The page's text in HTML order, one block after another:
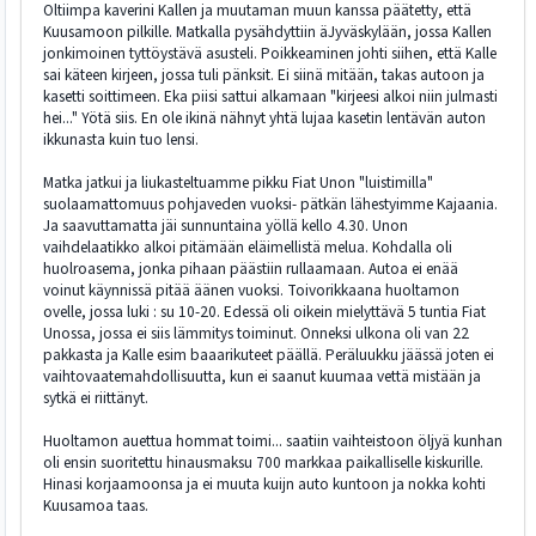
Oltiimpa kaverini Kallen ja muutaman muun kanssa päätetty, että
Kuusamoon pilkille. Matkalla pysähdyttiin äJyväskylään, jossa Kallen
jonkimoinen tyttöystävä asusteli. Poikkeaminen johti siihen, että Kalle
sai käteen kirjeen, jossa tuli pänksit. Ei siinä mitään, takas autoon ja
kasetti soittimeen. Eka piisi sattui alkamaan "kirjeesi alkoi niin julmasti
hei..." Yötä siis. En ole ikinä nähnyt yhtä lujaa kasetin lentävän auton
ikkunasta kuin tuo lensi.
Matka jatkui ja liukasteltuamme pikku Fiat Unon "luistimilla"
suolaamattomuus pohjaveden vuoksi- pätkän lähestyimme Kajaania.
Ja saavuttamatta jäi sunnuntaina yöllä kello 4.30. Unon
vaihdelaatikko alkoi pitämään eläimellistä melua. Kohdalla oli
huolroasema, jonka pihaan päästiin rullaamaan. Autoa ei enää
voinut käynnissä pitää äänen vuoksi. Toivorikkaana huoltamon
ovelle, jossa luki : su 10-20. Edessä oli oikein mielyttävä 5 tuntia Fiat
Unossa, jossa ei siis lämmitys toiminut. Onneksi ulkona oli van 22
pakkasta ja Kalle esim baaarikuteet päällä. Peräluukku jäässä joten ei
vaihtovaatemahdollisuutta, kun ei saanut kuumaa vettä mistään ja
sytkä ei riittänyt.
Huoltamon auettua hommat toimi... saatiin vaihteistoon öljyä kunhan
oli ensin suoritettu hinausmaksu 700 markkaa paikalliselle kiskurille.
Hinasi korjaamoonsa ja ei muuta kuijn auto kuntoon ja nokka kohti
Kuusamoa taas.